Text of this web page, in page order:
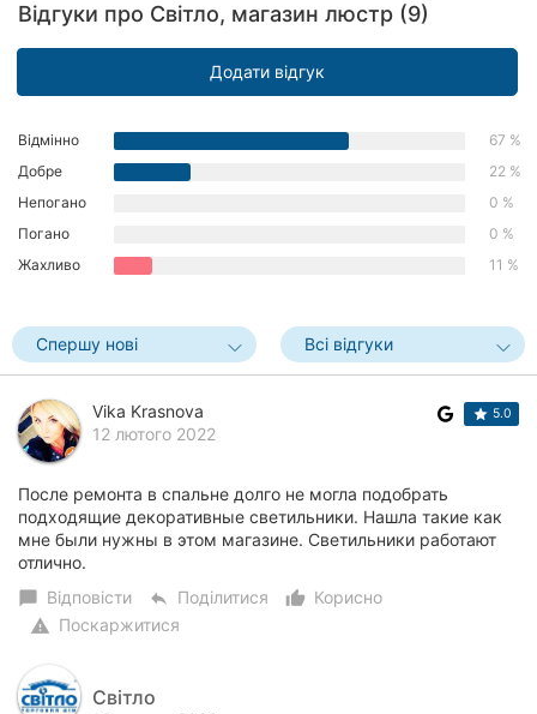
Кропивницький
Харків
Запоріжжя
Дніпро
Кривий
Ріг
Миколаїв
Херсон
Полтава
Чернігів
Черкаси
Чернівці
Відгуки про Світло, магазин люстр (9)
Додати відгук
Відмінно
67 %
Добре
22 %
Непогано
0 %
Погано
0 %
Жахливо
11 %
Спершу нові Всі відгуки
Vika Krasnova
12 лютого 2022
5.0
После ремонта в спальне долго не могла подобрать
подходящие декоративные светильники. Нашла такие как
мне были нужны в этом магазине. Светильники работают
отлично.
chat_bubble Відповісти reply Поділитися thumb_up_alt
Корисно
warning Поскаржитися
Світло